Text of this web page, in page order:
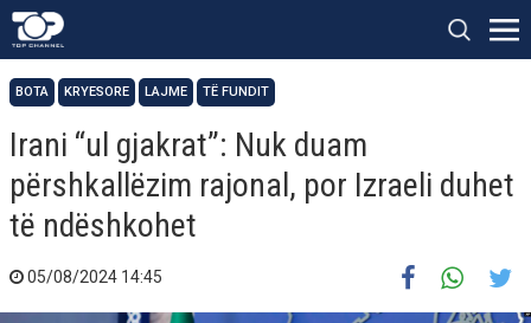
BOTA KRYESORE LAJME TË FUNDIT
Irani “ul gjakrat”: Nuk duam
përshkallëzim rajonal, por Izraeli duhet
të ndëshkohet
05/08/2024 14:45